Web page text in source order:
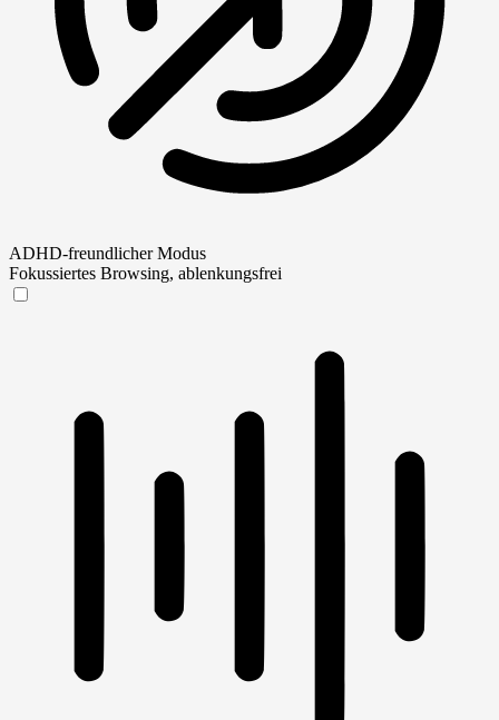
ADHD-freundlicher Modus
Fokussiertes Browsing, ablenkungsfrei